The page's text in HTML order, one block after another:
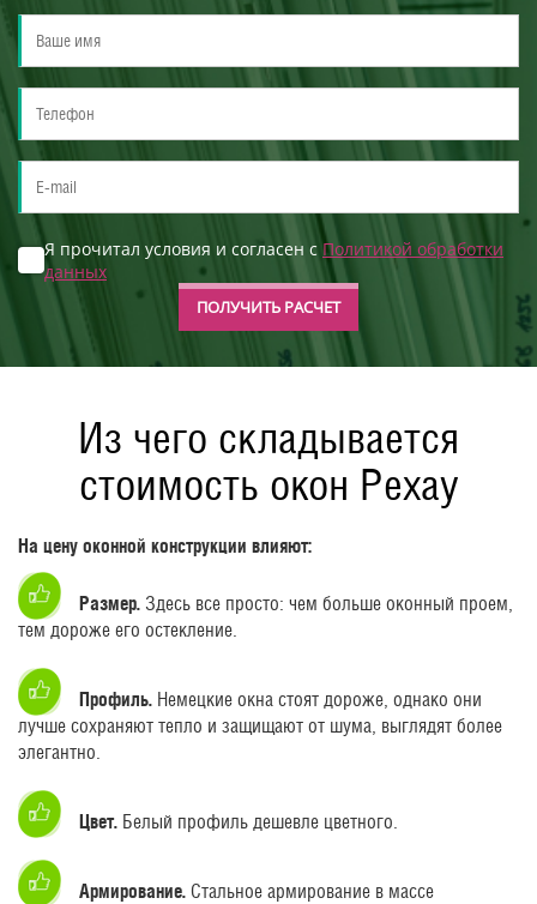
Я прочитал условия и согласен с Политикой обработки
данных
ПОЛУЧИТЬ РАСЧЕТ
Из чего складывается
стоимость окон Рехау
На цену оконной конструкции влияют:
Размер. Здесь все просто: чем больше оконный проем,
тем дороже его остекление.
Профиль. Немецкие окна стоят дороже, однако они
лучше сохраняют тепло и защищают от шума, выглядят более
элегантно.
Цвет. Белый профиль дешевле цветного.
Армирование. Стальное армирование в массе